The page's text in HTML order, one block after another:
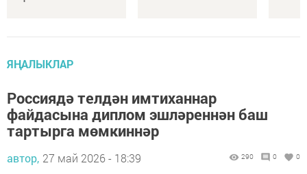
ЯҢАЛЫКЛАР
Россиядә телдән имтиханнар
файдасына диплом эшләреннән баш
тартырга мөмкиннәр
автор, 27 май 2026 - 18:39 290 0 0